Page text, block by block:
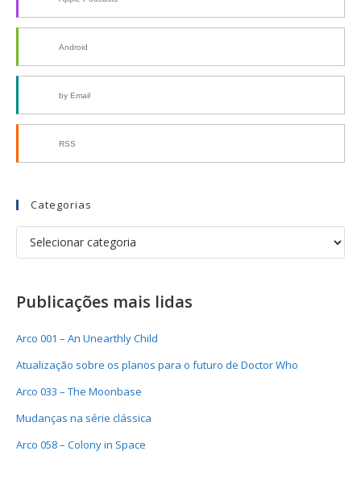
Android
by Email
RSS
Categorias
Publicações mais lidas
Arco 001 – An Unearthly Child
Atualização sobre os planos para o futuro de Doctor Who
Arco 033 – The Moonbase
Mudanças na série clássica
Arco 058 – Colony in Space